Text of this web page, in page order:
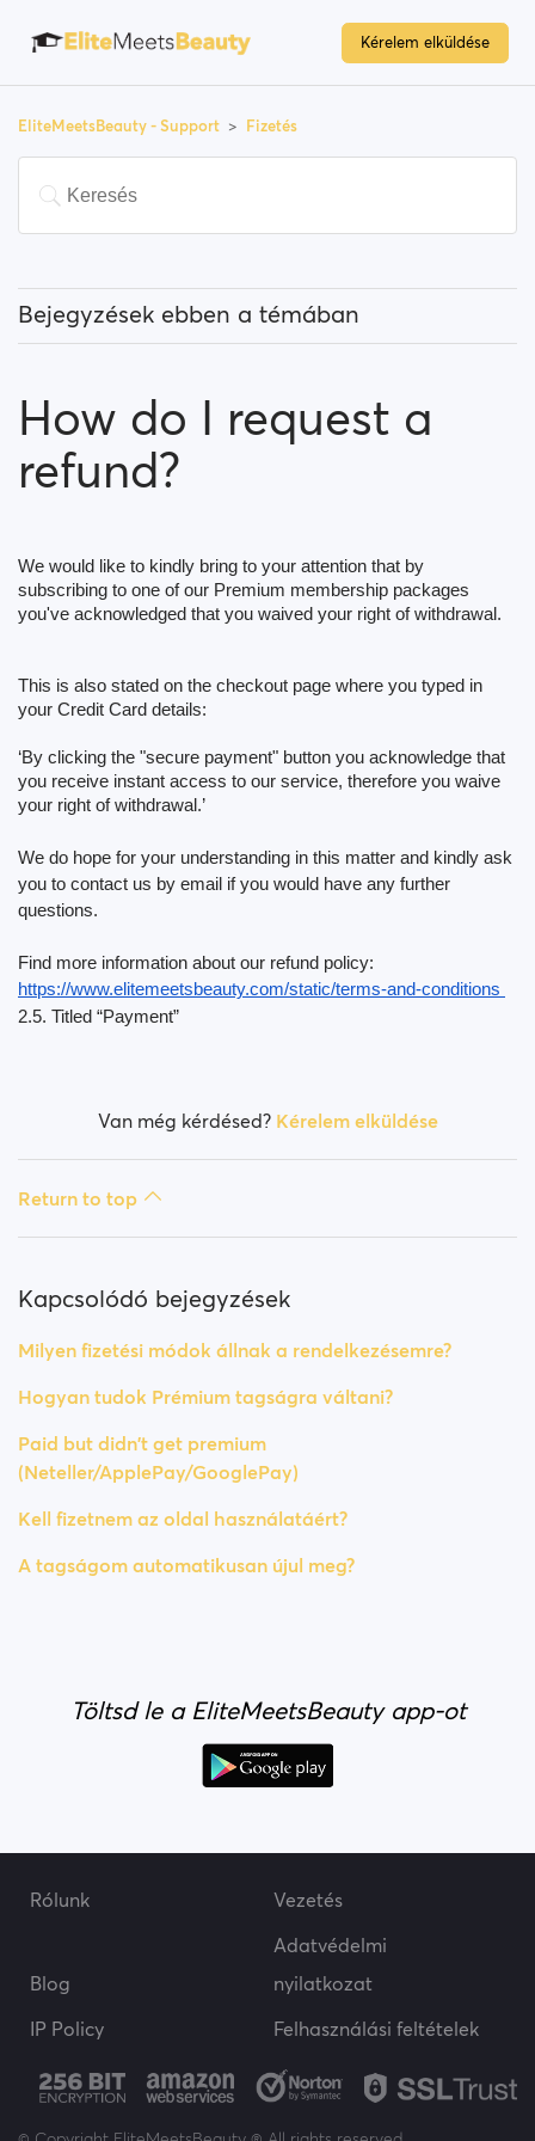
Kérelem elküldése
EliteMeetsBeauty - Support Fizetés
Bejegyzések ebben a témában
Hogyan tudok Prémium tagságra váltani?
Milyen fizetési módok állnak a rendelkezésemre?
Az előfizetésem havonta vonódik le?
Tapasztaltál bármiféle hibát, amikor tagságot
How do I request a refund?
I can't pay/ Card gets rejected
Paid but didn't get premium
Hogyan állítsam le az előfizetést ha Apple Pay-el
fizettem?
How do I request a
refund?
We would like to kindly bring to your attention that by
subscribing to one of our Premium membership packages
you've acknowledged that you waived your right of withdrawal.
This is also stated on the checkout page where you typed in
your Credit Card details:
‘By clicking the "secure payment" button you acknowledge that
you receive instant access to our service, therefore you waive
your right of withdrawal.’
We do hope for your understanding in this matter and kindly ask
you to contact us by email if you would have any further
questions.
2.5. Titled “Payment”
Van még kérdésed? Kérelem elküldése
Return to top
Kapcsolódó bejegyzések
Milyen fizetési módok állnak a rendelkezésemre?
Hogyan tudok Prémium tagságra váltani?
Paid but didn't get premium
(Neteller/ApplePay/GooglePay)
Kell fizetnem az oldal használatáért?
A tagságom automatikusan újul meg?
Töltsd le a EliteMeetsBeauty app-ot
Rólunk Vezetés
Blog
Adatvédelmi
nyilatkozat
IP Policy
Felhasználási feltételek